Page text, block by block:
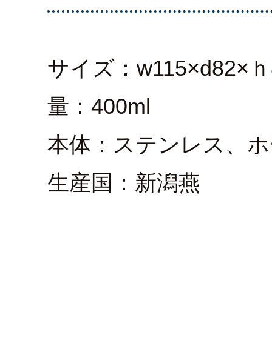
サイズ：w115×d82×
量：400ml
本体：ステンレス、
生産国：新潟燕